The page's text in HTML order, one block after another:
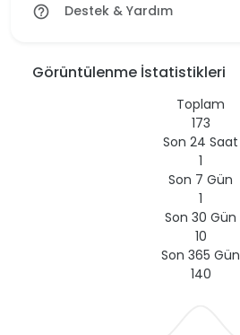
help_outline Destek & Yardım
Görüntülenme İstatistikleri
Toplam
173
Son 24 Saat
1
Son 7 Gün
1
Son 30 Gün
10
Son 365 Gün
140